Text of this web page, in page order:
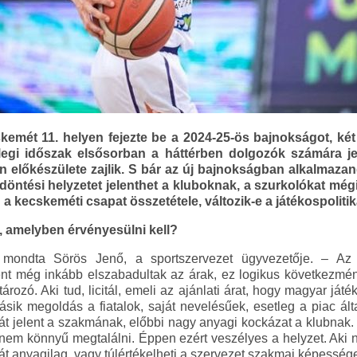
11. helyen fejezte be a 2024-25-ös bajnokságot,
időszak elsősorban a háttérben dolgozók számára
előkészülete zajlik. S bár az új bajnokságban
helyzetet jelenthet a kluboknak, a szurkolókat
kecskeméti csapat összetétele, változik-e a
amelyben érvényesülni kell?
Sörös Jenő, a sportszervezet ügyvezetője. – Az
még inkább elszabadultak az árak, ez logikus
Aki tud, licitál, emeli az ajánlati árat, hogy magyar
megoldás a fiatalok, saját nevelésűek, esetleg a piac
jelent a szakmának, előbbi nagy anyagi kockázat a
könnyű megtalálni. Éppen ezért veszélyes a helyzet. Aki